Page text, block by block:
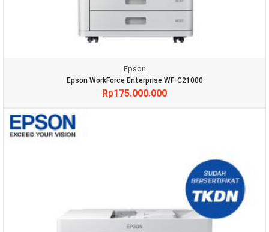
Epson
Epson WorkForce Enterprise WF-C21000
Rp175.000.000